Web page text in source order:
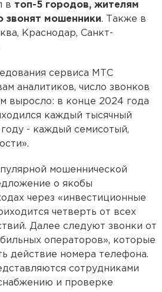
в топ-5 городов, жителям
звонят мошенники. Также в
Краснодар, Санкт-
сервиса МТС
аналитиков, число звонков
выросло: в конце 2024 года
каждый тысячный
- каждый семисотый,
мошеннической
о якобы
через «инвестиционные
четверть от всех
Далее следуют звонки от
операторов», которые
действие номера телефона.
сотрудниками
и проверке